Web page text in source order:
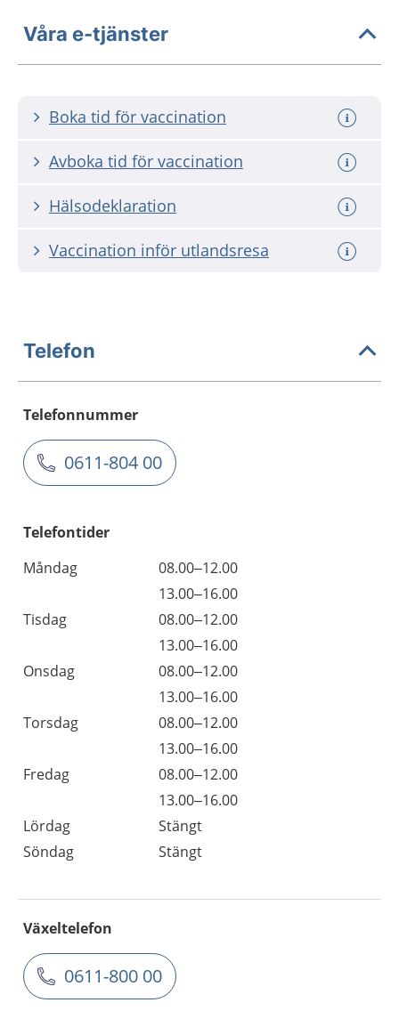
Våra e-tjänster
Boka tid för vaccination
Avboka tid för vaccination
Hälsodeklaration
Vaccination inför utlandsresa
Telefon
Telefonnummer
0611-804 00
Telefontider
Måndag
08.00–12.00
13.00–16.00
Tisdag
08.00–12.00
13.00–16.00
Onsdag
08.00–12.00
13.00–16.00
Torsdag
08.00–12.00
13.00–16.00
Fredag
08.00–12.00
13.00–16.00
Lördag
Stängt
Söndag
Stängt
Växeltelefon
0611-800 00